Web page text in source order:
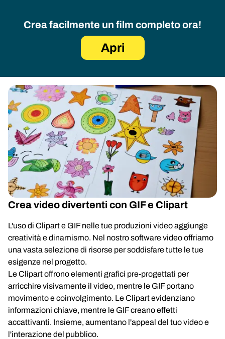
Crea facilmente un film completo ora!
Apri
Crea video divertenti con GIF e Clipart
L'uso di Clipart e GIF nelle tue produzioni video aggiunge
creatività e dinamismo. Nel nostro software video offriamo
una vasta selezione di risorse per soddisfare tutte le tue
esigenze nel progetto.
Le Clipart offrono elementi grafici pre-progettati per
arricchire visivamente il video, mentre le GIF portano
movimento e coinvolgimento. Le Clipart evidenziano
informazioni chiave, mentre le GIF creano effetti
accattivanti. Insieme, aumentano l'appeal del tuo video e
l'interazione del pubblico.